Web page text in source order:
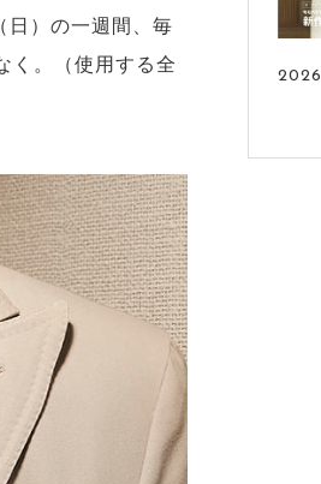
日）の一週間、毎
く。（使用する全
2026